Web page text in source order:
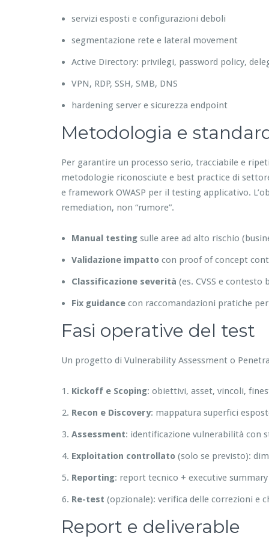
servizi esposti e configurazioni deboli
segmentazione rete e lateral movement
Active Directory: privilegi, password policy,
VPN, RDP, SSH, SMB, DNS
hardening server e sicurezza endpoint
Metodologia e
Per garantire un processo serio, tracciabile e
metodologie riconosciute e best practice di
e framework OWASP per il testing applicativo.
remediation, non “rumore”.
Manual testing sulle aree ad alto rischio
Validazione impatto con proof of concept
Classificazione severità (es. CVSS e contesto
Fix guidance con raccomandazioni pratiche
Fasi operative del test
Un progetto di Vulnerability Assessment o
Kickoff e Scoping: obiettivi, asset, vincoli,
Recon e Discovery: mappatura superfici
Assessment: identificazione vulnerabilità con
Exploitation controllato (solo se previsto):
Reporting: report tecnico + executive
Re-test (opzionale): verifica delle correzioni e
Report e deliverable